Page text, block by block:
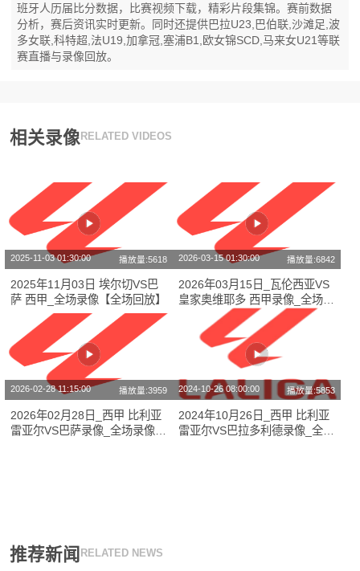
班牙人历届比分数据，比赛视频下载，精彩片段集锦。赛前数据
分析，赛后资讯实时更新。同时还提供巴拉U23,巴伯联,沙滩足,波
多女联,科特超,法U19,加拿冠,塞浦B1,欧女锦SCD,马来女U21等联
赛直播与录像回放。
相关录像 RELATED VIDEOS
2025-11-03 01:30:00 播放量:5618
2025年11月03日 埃尔切VS巴
萨 西甲_全场录像【全场回放】
2026-03-15 01:30:00 播放量:6842
2026年03月15日_瓦伦西亚VS
皇家奥维耶多 西甲录像_全场录
像【高清回放】
2026-02-28 11:15:00 播放量:3959
2026年02月28日_西甲 比利亚
雷亚尔VS巴萨录像_全场录像
2024-10-26 08:00:00 播放量:5853
2024年10月26日_西甲 比利亚
雷亚尔VS巴拉多利德录像_全场
推荐新闻 RELATED NEWS